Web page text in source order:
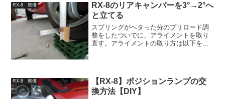
なくもないが、果たして添加剤のおかげ
だといえるのかさ...
RX-8 整備
RX-8のリアキャンバーを3°→2°へ
と立てる
スプリングがヘタった分のプリロード調
整をしたついでに、アライメントを取り
直す。アライメントの取り方は以下を参
RX-8 整備
【RX-8】ポジションランプの交
換方法【DIY】